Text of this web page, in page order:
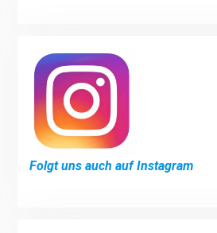
Folgt uns auch auf Instagram